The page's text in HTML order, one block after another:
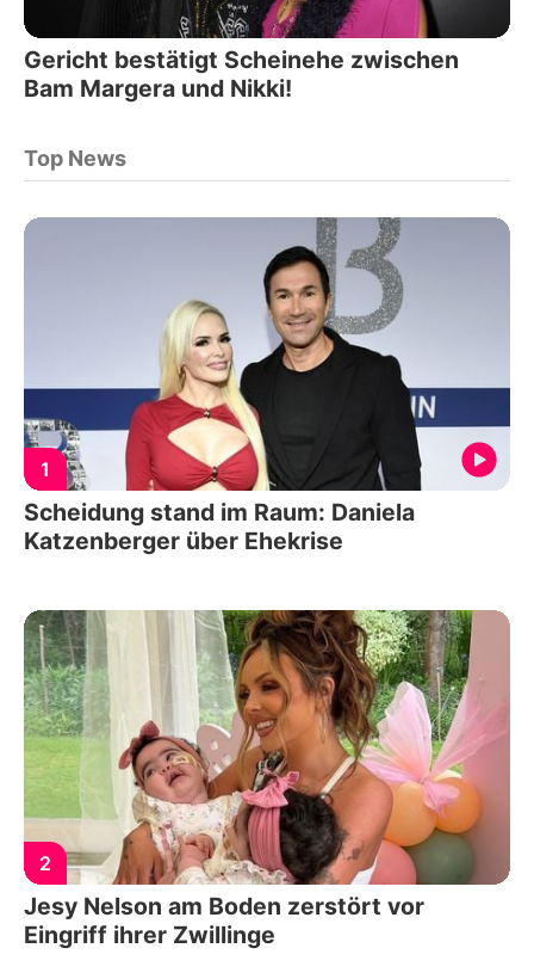
Gericht bestätigt Scheinehe zwischen
Bam Margera und Nikki!
Top News
1
Scheidung stand im Raum: Daniela
Katzenberger über Ehekrise
2
Jesy Nelson am Boden zerstört vor
Eingriff ihrer Zwillinge